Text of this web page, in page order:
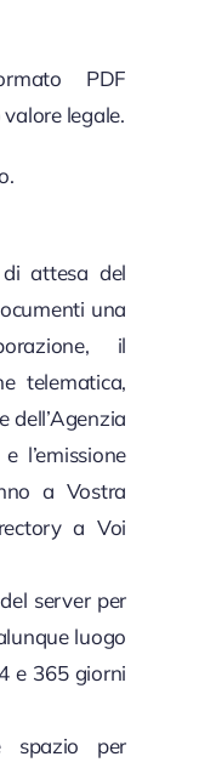
PDF
legale.
attesa del
una
il
telematica,
dell’Agenzia
l’emissione
a Vostra
a Voi
server per
luogo
e 365 giorni
spazio per